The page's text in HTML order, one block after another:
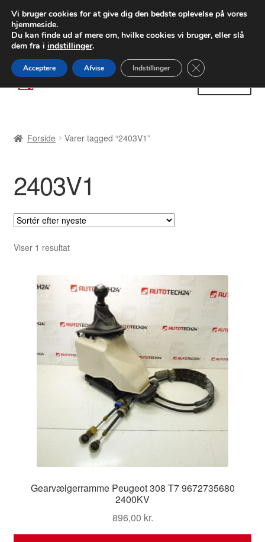
LEVERING fra 55 kr.
FEDEX verdensomspændende forsendelse
80 82 72 02
Spring
til
Spring
til
Betalinger
Kasse
Klage
Klageprocedure
Kontakte
Min Konto
Privatlivspolitik
Vilkår og betingelser
Forside Varer tagged “2403V1”
2403V1
Viser 1 resultat
Gearvælgerramme Peugeot 308 T7 9672735680
2400KV
896,00 kr.
Vi bruger cookies for at give dig den bedste oplevelse på vores
hjemmeside.
Du kan finde ud af mere om, hvilke cookies vi bruger, eller slå
dem fra i indstillinger.
Acceptere Afvise Indstillinger Close GDPR